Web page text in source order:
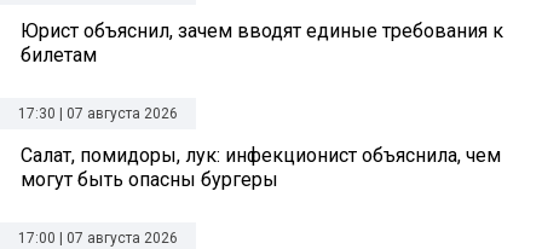
Юрист объяснил, зачем вводят единые требования к
билетам
17:30 | 07 августа 2026
Салат, помидоры, лук: инфекционист объяснила, чем
могут быть опасны бургеры
17:00 | 07 августа 2026